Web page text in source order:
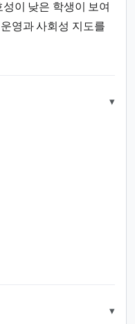
이 낮은 학생이 보여
운영과 사회성 지도를
▾
▾